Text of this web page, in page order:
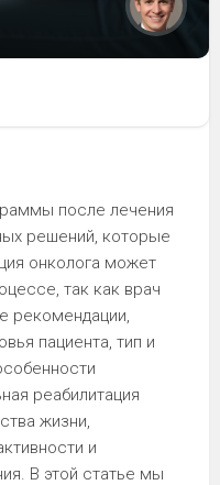
после лечения
решений, которые
онколога может
так как врач
рекомендации,
пациента, тип и
реабилитация
жизни,
и
В этой статье мы